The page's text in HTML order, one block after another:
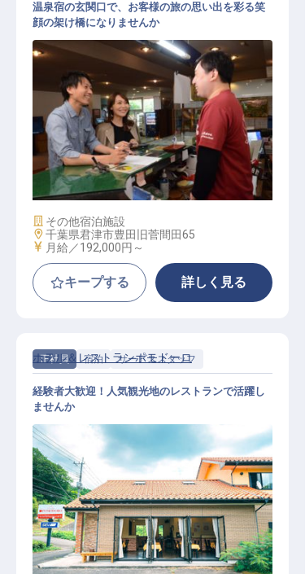
フロント／受付スタッフ
温泉宿の玄関口で、お客様の旅の思い出を彩る笑
顔の架け橋になりませんか
施設業態
その他宿泊施設
勤務地
千葉県君津市豊田旧菅間田65
給与
月給／192,000円～
キープする 詳しく見る
正社員 宿泊 サービススタッフ
サービススタッフ
ホテル＆レストランポモドーロ
経験者大歓迎！人気観光地のレストランで活躍し
ませんか